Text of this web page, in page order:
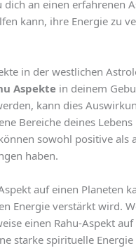
dich an einen erfahrenen
kann, ihre Energie zu
in der westlichen
Aspekte in deinem
kann dies
Bereiche deines Lebens
sowohl positive als
haben.
auf einen Planeten
Energie verstärkt wird.
einen Rahu-Aspekt
starke spirituelle